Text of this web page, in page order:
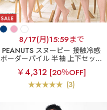
8/17(月)15:59まで
PEANUTS スヌーピー 接触冷感
ボーダーパイル 半袖 上下セット
(男女兼用サイズ)
￥4,312 [20％OFF]
(3)